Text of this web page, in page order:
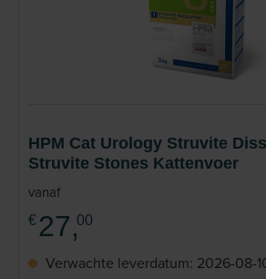
HPM Cat Urology Struvite
Struvite Stones Kattenvoer
vanaf
€ 27,00
Verwachte leverdatum: 2026-08-